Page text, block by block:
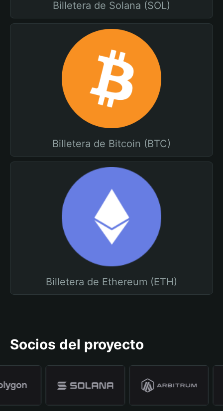
Billetera de Solana (SOL)
Billetera de Bitcoin (BTC)
Billetera de Ethereum (ETH)
Socios del proyecto